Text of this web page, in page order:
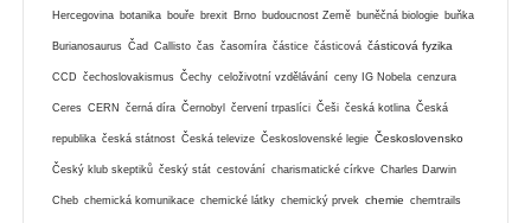
Hercegovina botanika bouře brexit Brno budoucnost Země buněčná biologie buňka
Burianosaurus Čad Callisto čas časomíra částice částicová částicová fyzika
CCD čechoslovakismus Čechy celoživotní vzdělávání ceny IG Nobela cenzura
Ceres CERN černá díra Černobyl červení trpaslíci Češi česká kotlina Česká
republika česká státnost Česká televize Československé legie Československo
Český klub skeptiků český stát cestování charismatické církve Charles Darwin
Cheb chemická komunikace chemické látky chemický prvek chemie chemtrails